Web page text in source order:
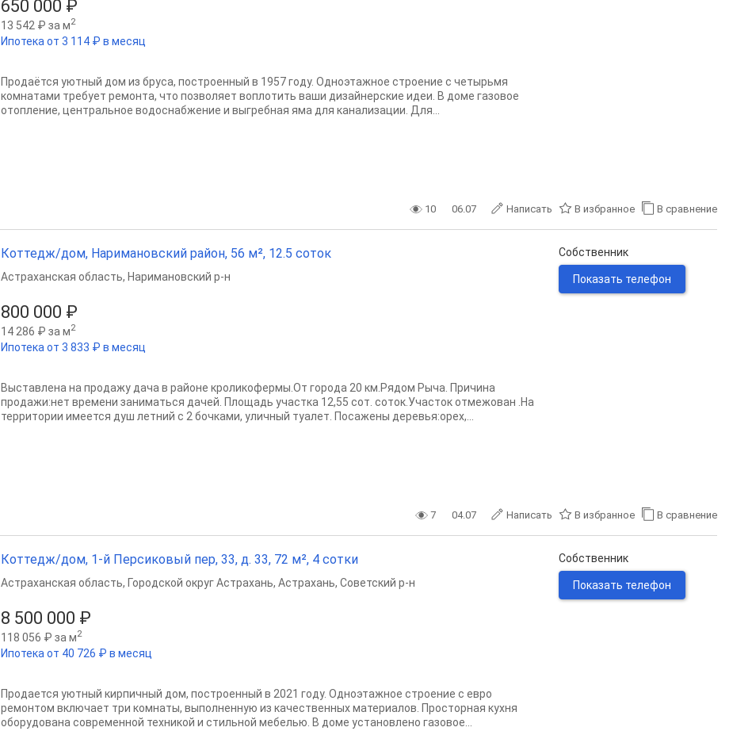
650 000 ₽
13 542 ₽ за м2
Ипотека от 3 114 ₽ в месяц
Продаётся уютный дом из бруса, построенный в 1957 году. Одноэтажное строение с четырьмя
комнатами требует ремонта, что позволяет воплотить ваши дизайнерские идеи. В доме газовое
отопление, центральное водоснабжение и выгребная яма для канализации. Для...
10 06.07 Написать В избранное В сравнение
Коттедж/дом, Наримановский район, 56 м², 12.5 соток
800 000 ₽
14 286 ₽ за м2
Ипотека от 3 833 ₽ в месяц
Астраханская область, Наримановский р-н
Выставлена на продажу дача в районе кроликофермы.От города 20 км.Рядом Рыча. Причина
продажи:нет времени заниматься дачей. Площадь участка 12,55 сот. соток.Участок отмежован .На
территории имеется душ летний с 2 бочками, уличный туалет. Посажены деревья:орех,...
Собственник
Показать телефон
7 04.07 Написать В избранное В сравнение
Коттедж/дом, 1-й Персиковый пер, 33, д. 33, 72 м², 4 сотки
8 500 000 ₽
118 056 ₽ за м2
Ипотека от 40 726 ₽ в месяц
Астраханская область, Городской округ Астрахань, Астрахань, Советский р-н
Продается уютный кирпичный дом, построенный в 2021 году. Одноэтажное строение с евро
ремонтом включает три комнаты, выполненную из качественных материалов. Просторная кухня
оборудована современной техникой и стильной мебелью. В доме установлено газовое...
Собственник
Показать телефон